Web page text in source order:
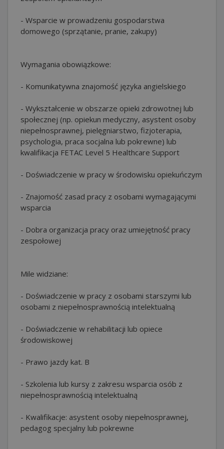
- Wsparcie w prowadzeniu gospodarstwa
domowego (sprzątanie, pranie, zakupy)
Wymagania obowiązkowe:
- Komunikatywna znajomość języka angielskiego
- Wykształcenie w obszarze opieki zdrowotnej lub
społecznej (np. opiekun medyczny, asystent osoby
niepełnosprawnej, pielęgniarstwo, fizjoterapia,
psychologia, praca socjalna lub pokrewne) lub
kwalifikacja FETAC Level 5 Healthcare Support
- Doświadczenie w pracy w środowisku opiekuńczym
- Znajomość zasad pracy z osobami wymagającymi
wsparcia
- Dobra organizacja pracy oraz umiejętność pracy
zespołowej
Mile widziane:
- Doświadczenie w pracy z osobami starszymi lub
osobami z niepełnosprawnością intelektualną
- Doświadczenie w rehabilitacji lub opiece
środowiskowej
- Prawo jazdy kat. B
- Szkolenia lub kursy z zakresu wsparcia osób z
niepełnosprawnością intelektualną
- Kwalifikacje: asystent osoby niepełnosprawnej,
pedagog specjalny lub pokrewne